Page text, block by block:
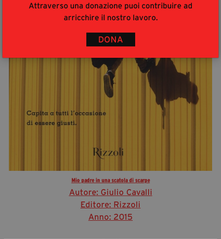
Attraverso una donazione puoi contribuire ad
arricchire il nostro lavoro.
DONA
Mio padre in una scatola di scarpe
Autore: Giulio Cavalli
Editore: Rizzoli
Anno: 2015